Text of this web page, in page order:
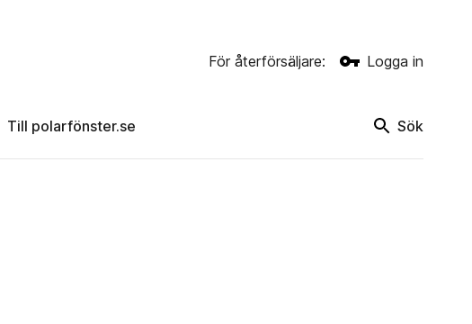
För återförsäljare: Logga in
Till polarfönster.se Sök